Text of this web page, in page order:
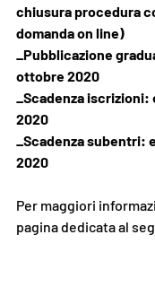
chiusura procedura
domanda on line)
_Pubblicazione
ottobre 2020
_Scadenza
2020
_Scadenza subentri:
2020
Per maggiori
pagina dedicata al